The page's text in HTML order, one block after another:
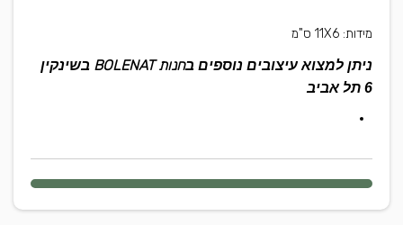
מידות: 11X6 ס"מ
ניתן למצוא עיצובים נוספים בחנות BOLENAT
בשינקין
6 תל אביב